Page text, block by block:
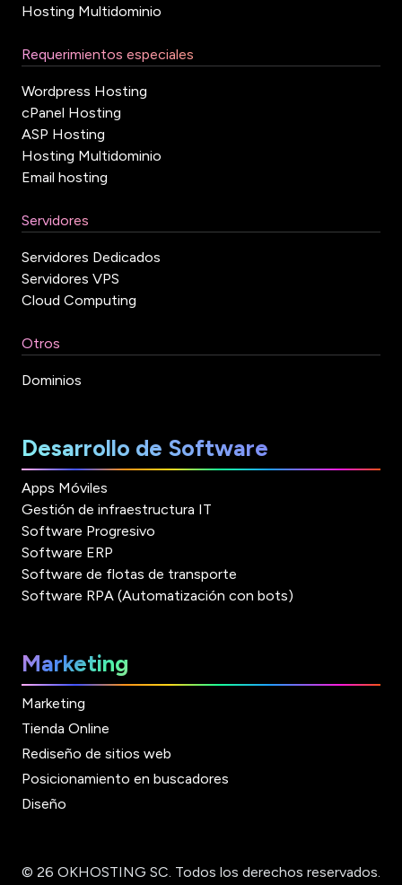
Hosting Multidominio
Requerimientos especiales
Wordpress Hosting
cPanel Hosting
ASP Hosting
Hosting Multidominio
Email hosting
Servidores
Servidores Dedicados
Servidores VPS
Cloud Computing
Otros
Dominios
Desarrollo de Software
Apps Móviles
Gestión de infraestructura IT
Software Progresivo
Software ERP
Software de flotas de transporte
Software RPA (Automatización con bots)
Marketing
Marketing
Tienda Online
Rediseño de sitios web
Posicionamiento en buscadores
Diseño
© 26 OKHOSTING SC. Todos los derechos reservados.